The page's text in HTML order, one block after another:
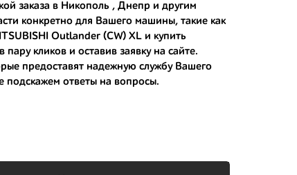
дорогам;
заказа в Никополь , Днепр и другим
конкретно для Вашего машины, такие как
Outlander (CW) XL и купить
кликов и оставив заявку на сайте.
предоставят надежную службу Вашего
подскажем ответы на вопросы.